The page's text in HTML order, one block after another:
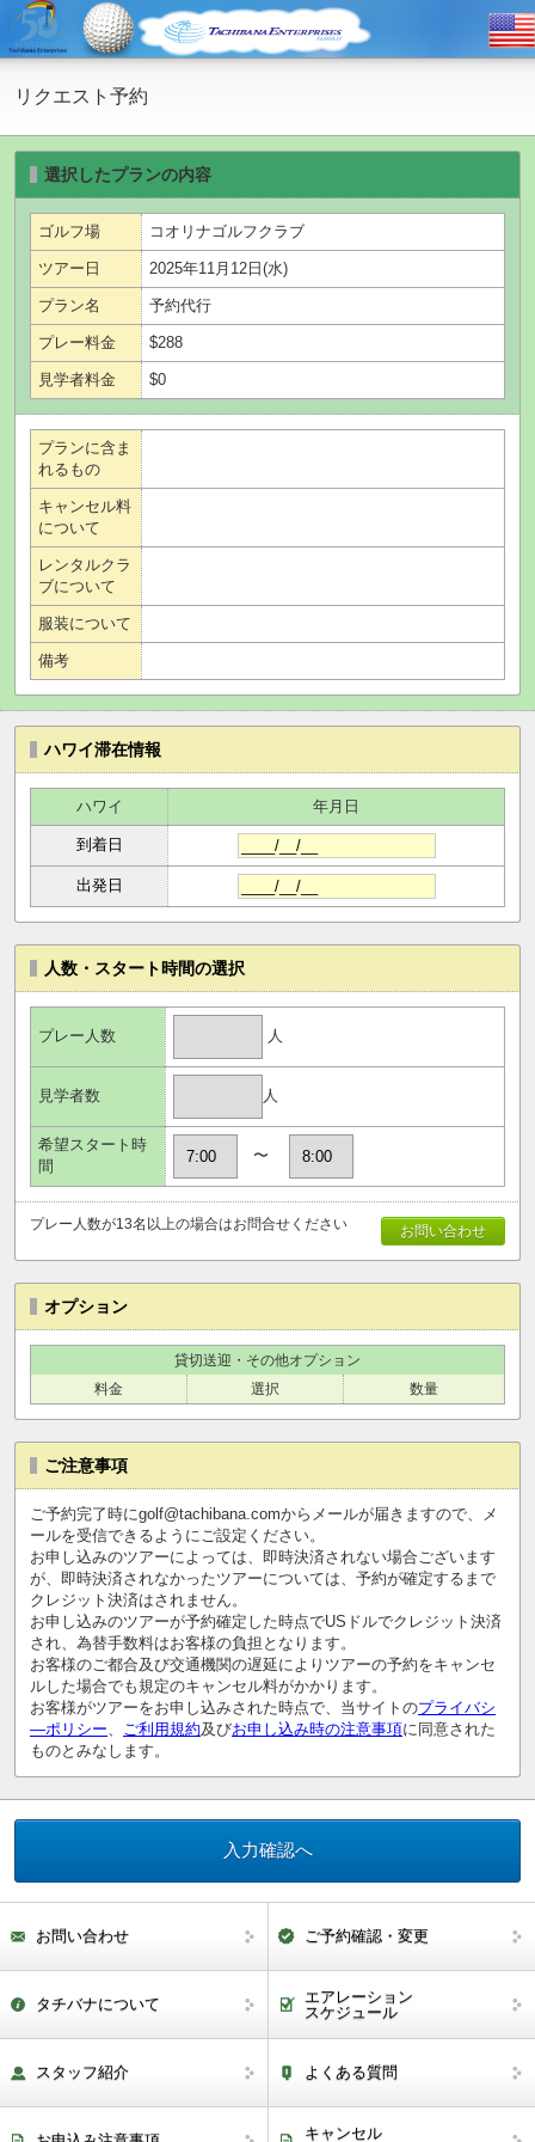
リクエスト予約
選択したプランの内容
ゴルフ場 コオリナゴルフクラブ
ツアー日 2025年11月12日(水)
プラン名 予約代行
プレー料金 $288
見学者料金 $0
プランに含ま
れるもの
キャンセル料
について
レンタルクラ
ブについて
服装について
備考
ハワイ滞在情報
ハワイ 年月日
到着日
出発日
人数・スタート時間の選択
プレー人数 人
見学者数 人
希望スタート時
間
〜
お問い合わせ
プレー人数が13名以上の場合はお問合せください
オプション
貸切送迎・その他オプション
料金
選択 数量
ご注意事項
ご予約完了時にgolf@tachibana.comからメールが届きますので、メ
ールを受信できるようにご設定ください。
お申し込みのツアーによっては、即時決済されない場合ございます
が、即時決済されなかったツアーについては、予約が確定するまで
クレジット決済はされません。
お申し込みのツアーが予約確定した時点でUSドルでクレジット決済
され、為替手数料はお客様の負担となります。
お客様のご都合及び交通機関の遅延によりツアーの予約をキャンセ
ルした場合でも規定のキャンセル料がかかります。
お客様がツアーをお申し込みされた時点で、当サイトのプライバシ
―ポリシー
ご利用規約及びお申し込み時の注意事項に同意された
ものとみなします。
お問い合わせ ご予約確認・変更
タチバナについて
エアレーション
スケジュール
スタッフ紹介 よくある質問
キャンセル